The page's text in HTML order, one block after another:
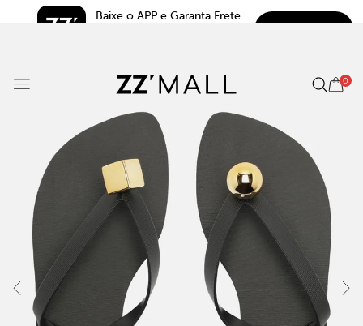
Baixe o APP e Garanta Frete
0